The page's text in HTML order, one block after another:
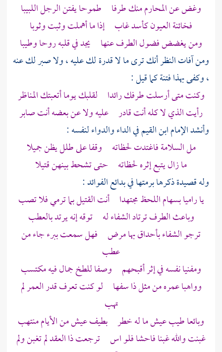
وغض عن المحارم منك طرفا طموحا يفتن الرجل اللبيبا
فخائنة العيون كأسد غاب إذا ما أهملت وثبت وثوبا
ومن يغضض فضول الطرف عنها يجد في قلبه روحا وطيبا
ومن آفات النظر أنك ترى ما لا قدرة لك عليه ، ولا صبر لك عنه
، وكفى بهذا فتنة كما قيل :
وكنت متى أرسلت طرفك رائدا لقلبك يوما أتعبتك المناظر
رأيت الذي لا كله أنت قادر عليه ولا عن بعضه أنت صابر
وأنشد الإمامابن القيمفي الداء والدواء لنفسه :
مل السلامة فاغتدت لحظاته وقفا على طلل يظن جميلا
ما زال يتبع إثره لحظاته حتى تشحط بينهن قتيلا
وله قصيدة ذكرها برمتها في بدائع الفوائد :
يا راميا بسهام اللحظ مجتهدا أنت القتيل بما ترمي فلا تصب
وباعث الطرف ترتاد الشفاء له توقه إنه يرتد بالعطب
ترجو الشفاء بأحداق بها مرض فهل سمعت ببرء جاء من
عطب
ومفنيا نفسه في إثر أقبحهم وصفا للطخ جمال فيه مكتسب
وواهبا عمره من مثل ذا سفها لو كنت تعرف قدر العمر لم
تهب
وبائعا طيب عيش ما له خطر بطيف عيش من الأيام منتهب
غبنت والله غبنا فاحشا فلو اس ترجعت ذا العقد لم تغبن ولم